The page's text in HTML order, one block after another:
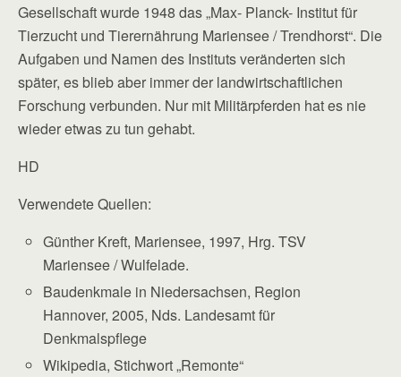
Gesellschaft wurde 1948 das „Max- Planck- Institut für
Tierzucht und Tierernährung Mariensee / Trendhorst“. Die
Aufgaben und Namen des Instituts veränderten sich
später, es blieb aber immer der landwirtschaftlichen
Forschung verbunden. Nur mit Militärpferden hat es nie
wieder etwas zu tun gehabt.
HD
Verwendete Quellen:
Günther Kreft, Mariensee, 1997, Hrg. TSV
Mariensee / Wulfelade.
Baudenkmale in Niedersachsen, Region
Hannover, 2005, Nds. Landesamt für
Denkmalspflege
Wikipedia, Stichwort „Remonte“